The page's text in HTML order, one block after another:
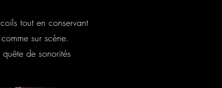
tout en conservant
sur scène.
de sonorités